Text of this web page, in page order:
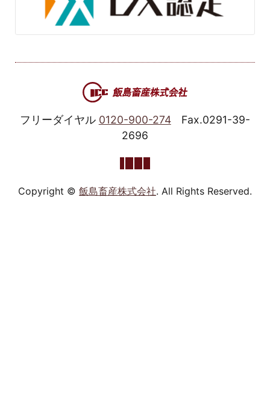
フリーダイヤル 0120-900-274
Fax.0291-39-
2696
Copyright © 飯島畜産株式会社. All Rights Reserved.